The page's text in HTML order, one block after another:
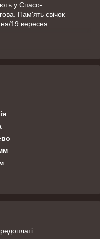
у Спасо-
Пам'ять свічок
19 вересня.